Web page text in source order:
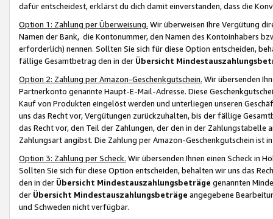
dafür entscheidest, erklärst du dich damit einverstanden, dass die
Option 1: Zahlung per Überweisung. Wir überweisen Ihre Vergütung
Namen der Bank, die Kontonummer, den Namen des Kontoinhabers
erforderlich) nennen. Sollten Sie sich für diese Option entscheiden,
fällige Gesamtbetrag den in der Übersicht
Option 2: Zahlung per Amazon-Geschenkgutschein. Wir übersenden
Partnerkonto genannte Haupt-E-Mail-Adresse. Diese
Kauf von Produkten eingelöst werden und unterliegen unseren
uns das Recht vor, Vergütungen zurückzuhalten, bis der fällige
das Recht vor, den Teil der Zahlungen, der den in der
Zahlungsart angibst. Die Zahlung per Amazon-Geschenkgutschein ist
Option 3: Zahlung per Scheck. Wir übersenden Ihnen einen Scheck in
Sollten Sie sich für diese Option entscheiden, behalten wir uns das
den in der Übersicht Mindestauszahlungsbeträge genannten
der Übersicht Mindestauszahlungsbeträge angegebene
und Schweden nicht verfügbar.